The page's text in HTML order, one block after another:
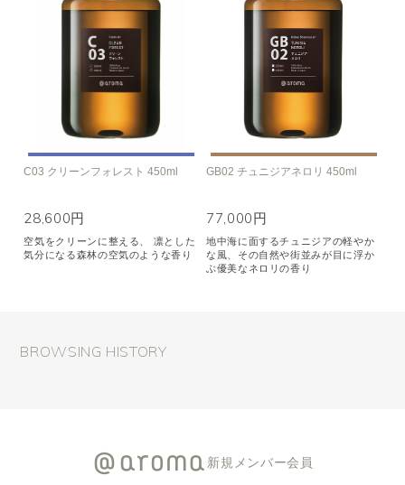
C03 クリーンフォレスト 450ml
28,600円
空気をクリーンに整える、 凛とした
気分になる森林の空気のような香り
GB02 チュニジアネロリ 450ml
77,000円
地中海に面するチュニジアの軽やか
な風、その自然や街並みが目に浮か
ぶ優美なネロリの香り
BROWSING HISTORY
新規メンバー会員